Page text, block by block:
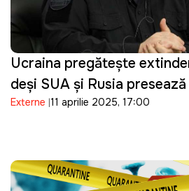
Ucraina pregătește
deși SUA și Rusia
organizeze noi alegeri
Externe 11 aprilie 2025, 17:00